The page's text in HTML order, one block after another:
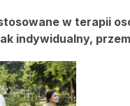
w terapii
indywidualny,